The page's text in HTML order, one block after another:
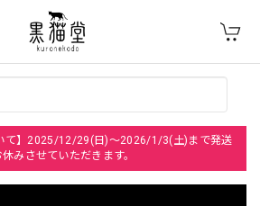
て】2025/12/29(日)～2026/1/3(土)まで発送
休みさせていただきます。